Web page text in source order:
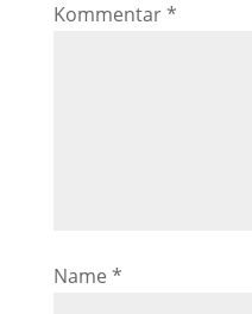
Kommentar*
Name *